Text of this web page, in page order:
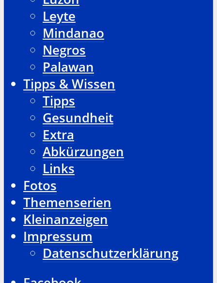
Leyte
Mindanao
Negros
Palawan
Tipps & Wissen
Tipps
Gesundheit
Extra
Abkürzungen
Links
Fotos
Themenserien
Kleinanzeigen
Impressum
Datenschutzerklärung